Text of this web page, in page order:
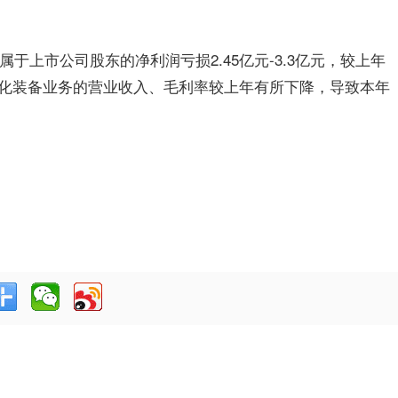
于上市公司股东的净利润亏损2.45亿元-3.3亿元，较上年
装备业务的营业收入、毛利率较上年有所下降，导致本年